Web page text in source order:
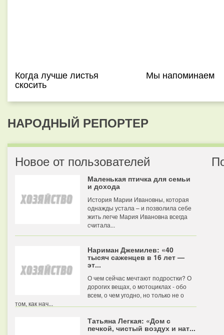
Когда лучше листья
скосить
Мы напоминаем
НАРОДНЫЙ РЕПОРТЕР
Новое от пользователей
Маленькая птичка для семьи
и дохода
История Марии Ивановны, которая
однажды устала – и позволила себе
жить легче Мария Ивановна всегда
считала...
Нариман Джемилев: «40
тысяч саженцев в 16 лет —
эт...
О чем сейчас мечтают подростки? О
дорогих вещах, о мотоциклах - обо
всем, о чем угодно, но только не о
том, как нач...
Татьяна Легкая: «Дом с
печкой, чистый воздух и нат...